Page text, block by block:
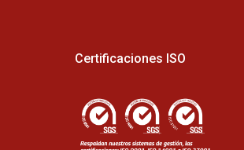
Certificaciones ISO